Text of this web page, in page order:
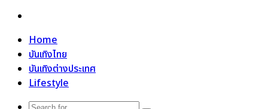
Home
บันเทิงไทย
บันเทิงต่างประเทศ
Lifestyle